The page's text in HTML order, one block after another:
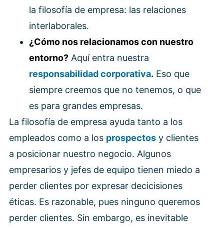
la filosofía de empresa: las relaciones
interlaborales.
¿Cómo nos relacionamos con nuestro
entorno? Aquí entra nuestra
responsabilidad corporativa. Eso que
siempre creemos que no tenemos, o que
es para grandes empresas.
La filosofía de empresa ayuda tanto a los
empleados como a los prospectos y clientes
a posicionar nuestro negocio. Algunos
empresarios y jefes de equipo tienen miedo a
perder clientes por expresar decicisiones
éticas. Es razonable, pues ninguno queremos
perder clientes. Sin embargo, es inevitable